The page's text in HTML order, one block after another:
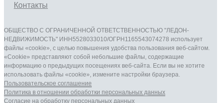
Контакты
ОБЩЕСТВО С ОГРАНИЧЕННОЙ ОТВЕТСТВЕННОСТЬЮ "ЛЕДОН-
НЕДВИЖИМОСТЬ" ИНН5528033010/ОГРН1165543074278 использует
файлы «cookie», с целью повышения удобства пользования веб-сайтом.
«Cookie» представляют собой небольшие файлы, содержащие
информацию о предыдущих посещениях веб-сайта. Если вы не хотите
использовать файлы «cookie», измените настройки браузера.
Пользовательское соглашение
Политика в отношении обработки персональных данныx
Согласие на обработку персональных данныx